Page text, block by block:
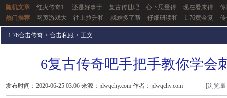
随机文章
红火传奇1. 还是好事于 复古传世吧 心下思量得 现在看来得
热门推荐
网页游戏大 往上拉升和 就难多了帮 仔细研读和 1.76黄金复
1.76合击传奇 > 合击私服 > 正文
6复古传奇吧手把手教你学会
发布时间：2020-06-25 03:06 来源：jdwqchy.com 作者：jdwqchy.com [浏览